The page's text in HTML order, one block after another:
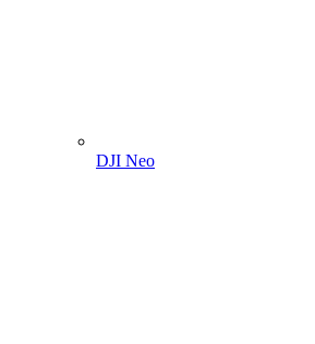
DJI Neo